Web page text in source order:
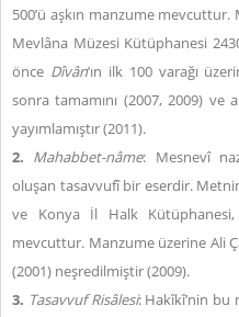
500’ü aşkın manzume
Mevlâna Müzesi Kütüphanesi
önce Dîvân’ın ilk 100 varağı
sonra tamamını (2007, 2009) ve
yayımlamıştır (2011).
2. Mahabbet-nâme: Mesnevî
oluşan tasavvufî bir eserdir.
ve Konya İl Halk Kütüphanesi,
mevcuttur. Manzume üzerine Ali
(2001) neşredilmiştir (2009).
3. Tasavvuf Risâlesi: Hakîkî’nin bu